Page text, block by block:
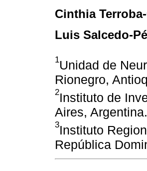
Cinthia
Luis Salcedo-
1Unidad de
Rionegro,
2Instituto de
Aires, Argentina.
3Instituto
República